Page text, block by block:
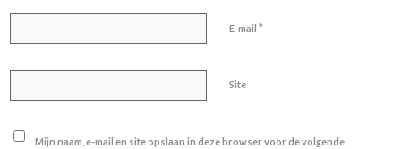
E-mail*
Site
Mijn naam, e-mail en site opslaan in deze browser voor de volgende